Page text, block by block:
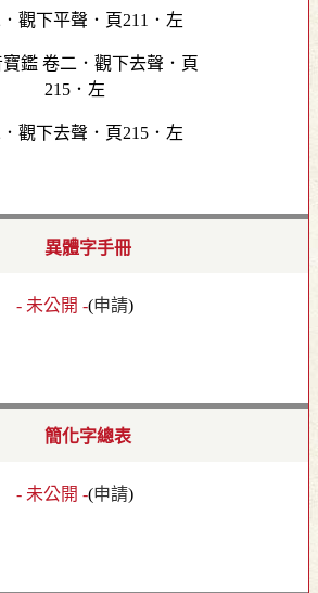
觀下平聲．頁211．左
觀下去聲．頁215．左
異體字手冊
- 未公開 -(申請)
簡化字總表
- 未公開 -(申請)